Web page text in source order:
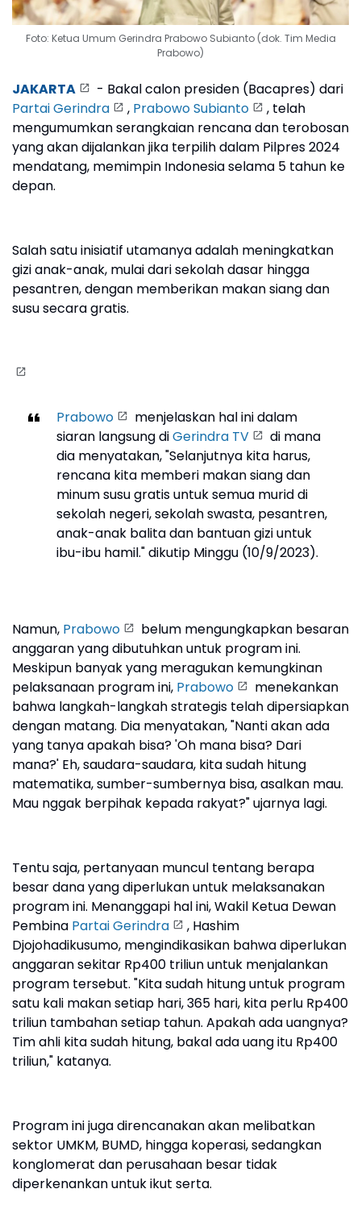
Foto: Ketua Umum Gerindra Prabowo Subianto (dok. Tim Media
Prabowo)
JAKARTA
- Bakal calon presiden (Bacapres) dari
Partai Gerindra
, Prabowo Subianto
, telah
mengumumkan serangkaian rencana dan terobosan
yang akan dijalankan jika terpilih dalam Pilpres 2024
mendatang, memimpin Indonesia selama 5 tahun ke
depan.
Salah satu inisiatif utamanya adalah meningkatkan
gizi anak-anak, mulai dari sekolah dasar hingga
pesantren, dengan memberikan makan siang dan
susu secara gratis.
Prabowo
menjelaskan hal ini dalam
siaran langsung diGerindra TV
di mana
dia menyatakan, "Selanjutnya kita harus,
rencana kita memberi makan siang dan
minum susu gratis untuk semua murid di
sekolah negeri, sekolah swasta, pesantren,
anak-anak balita dan bantuan gizi untuk
ibu-ibu hamil." dikutip Minggu (10/9/2023).
Namun, Prabowo
belum mengungkapkan besaran
anggaran yang dibutuhkan untuk program ini.
Meskipun banyak yang meragukan kemungkinan
pelaksanaan program ini, Prabowo
menekankan
bahwa langkah-langkah strategis telah dipersiapkan
dengan matang. Dia menyatakan, "Nanti akan ada
yang tanya apakah bisa? 'Oh mana bisa? Dari
mana?' Eh, saudara-saudara, kita sudah hitung
matematika, sumber-sumbernya bisa, asalkan mau.
Mau nggak berpihak kepada rakyat?" ujarnya lagi.
Tentu saja, pertanyaan muncul tentang berapa
besar dana yang diperlukan untuk melaksanakan
program ini. Menanggapi hal ini, Wakil Ketua Dewan
Pembina Partai Gerindra
, Hashim
Djojohadikusumo, mengindikasikan bahwa diperlukan
anggaran sekitar Rp400 triliun untuk menjalankan
program tersebut. "Kita sudah hitung untuk program
satu kali makan setiap hari, 365 hari, kita perlu Rp400
triliun tambahan setiap tahun. Apakah ada uangnya?
Tim ahli kita sudah hitung, bakal ada uang itu Rp400
triliun," katanya.
Program ini juga direncanakan akan melibatkan
sektor UMKM, BUMD, hingga koperasi, sedangkan
konglomerat dan perusahaan besar tidak
diperkenankan untuk ikut serta.